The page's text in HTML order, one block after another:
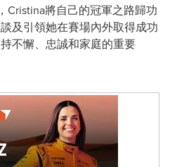
Cristina將自己的冠軍之路歸功
及引領她在賽場內外取得成功
不懈、忠誠和家庭的重要